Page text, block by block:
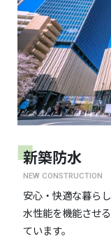
新築防水
NEW CONSTRUCTION
安心・快適な暮ら
水性能を機能させ
ています。